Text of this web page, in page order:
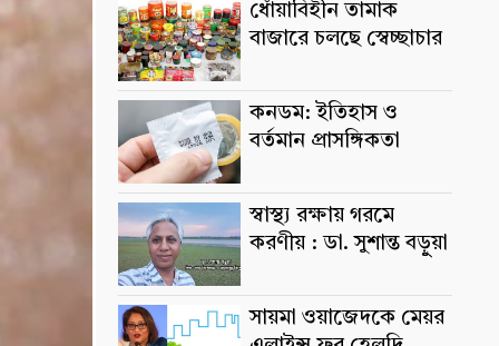
ধোঁয়াবিহীন তামাক
বাজারে চলছে স্বেচ্ছাচার
কনডম: ইতিহাস ও
বর্তমান প্রাসঙ্গিকতা
স্বাস্থ্য রক্ষায় গরমে
করণীয় : ডা. সুশান্ত বড়ুুয়া
সায়মা ওয়াজেদকে মেয়র